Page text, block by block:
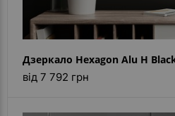
Дзеркало Hexagon Alu H
від 7 792 грн